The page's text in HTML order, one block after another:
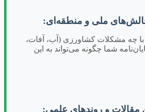
ملی و منطقه‌ای:
چه مشکلات کشاورزی (آب، آفات،
شما چگونه می‌تواند به این
مقالات و روندهای علمی: